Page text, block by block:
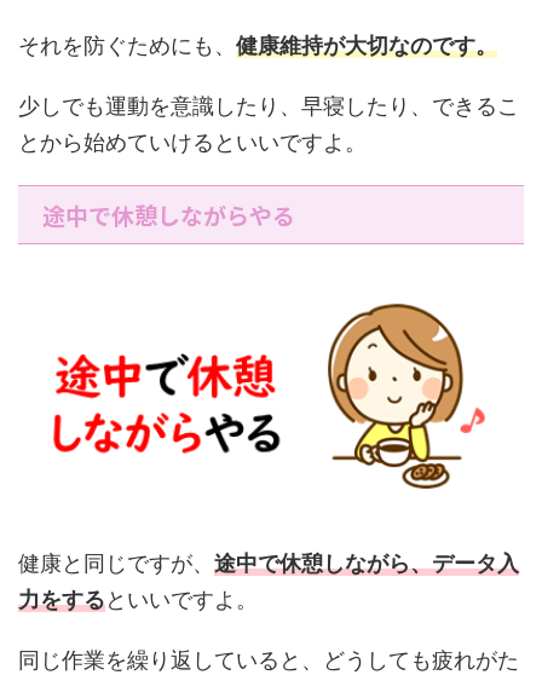
それを防ぐためにも、 健康維持が大切なのです。
少しでも運動を意識したり、早寝したり、できるこ
とから始めていけるといいですよ。
途中で休憩しながらやる
健康と同じですが、 途中で休憩しながら、データ入
力をするといいですよ。
同じ作業を繰り返していると、どうしても疲れがた